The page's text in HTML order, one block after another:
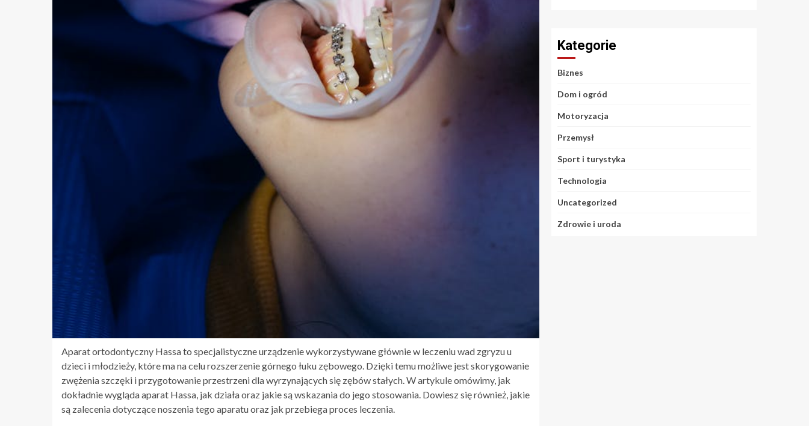
Aparat ortodontyczny Hassa to specjalistyczne urządzenie wykorzystywane głównie w leczeniu wad zgryzu u
dzieci i młodzieży, które ma na celu rozszerzenie górnego łuku zębowego. Dzięki temu możliwe jest skorygowanie
zwężenia szczęki i przygotowanie przestrzeni dla wyrzynających się zębów stałych. W artykule omówimy, jak
dokładnie wygląda aparat Hassa, jak działa oraz jakie są wskazania do jego stosowania. Dowiesz się również, jakie
są zalecenia dotyczące noszenia tego aparatu oraz jak przebiega proces leczenia.
Kategorie
Biznes
Dom i ogród
Motoryzacja
Przemysł
Sport i turystyka
Technologia
Uncategorized
Zdrowie i uroda